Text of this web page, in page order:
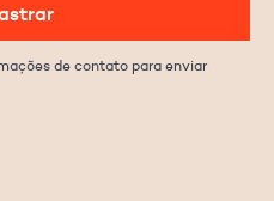
de contato para enviar